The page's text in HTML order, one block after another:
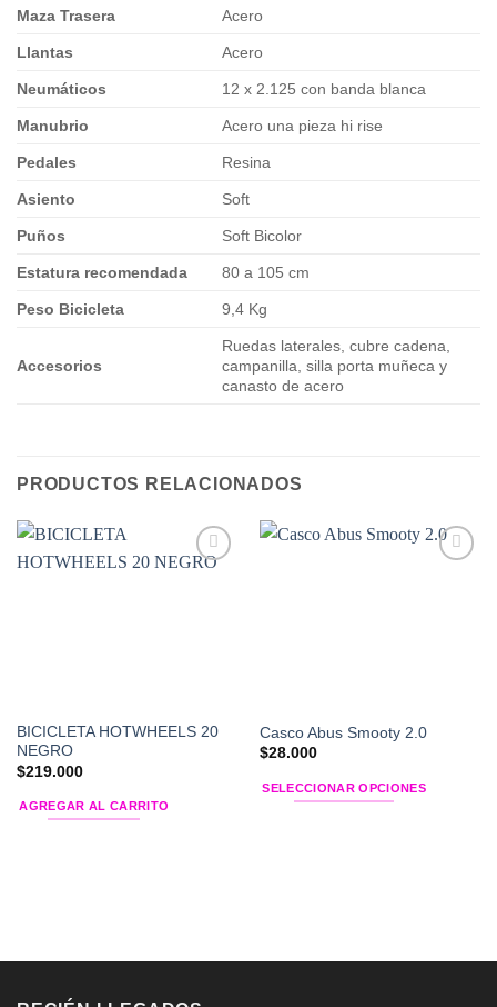
Maza Trasera Acero
Llantas Acero
Neumáticos 12 x 2.125 con banda blanca
Manubrio Acero una pieza hi rise
Pedales Resina
Asiento Soft
Puños Soft Bicolor
Estatura recomendada 80 a 105 cm
Peso Bicicleta 9,4 Kg
Accesorios
Ruedas laterales, cubre cadena,
campanilla, silla porta muñeca y
canasto de acero
PRODUCTOS RELACIONADOS
BICICLETA HOTWHEELS 20
NEGRO
$219.000
AGREGAR AL CARRITO
Casco Abus Smooty 2.0
$28.000
SELECCIONAR OPCIONES